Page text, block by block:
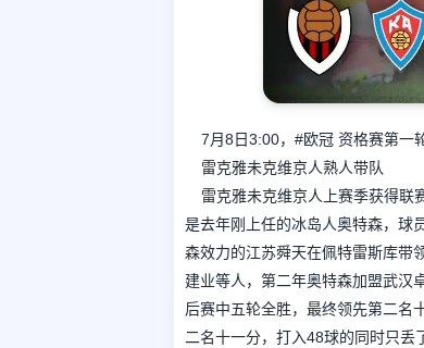
7月8日3:00，#欧冠 资格赛第一
雷克雅未克维京人熟人带队
雷克雅未克维京人上赛季获得联
是去年刚上任的冰岛人奥特森，球
森效力的江苏舜天在佩特雷斯库带
建业等人，第二年奥特森加盟武汉
后赛中五轮全胜，最终领先第二名
二名十一分，打入48球的同时只丢